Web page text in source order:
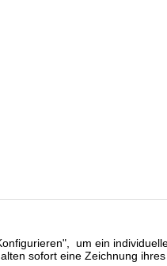
um ein
sofort eine Zeichnung ihres